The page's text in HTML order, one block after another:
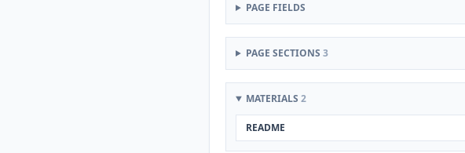
PAGE FIELDS
PAGE SECTIONS 3
MATERIALS 2
README